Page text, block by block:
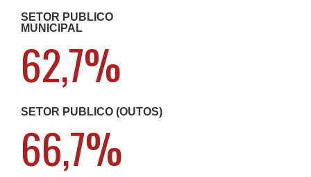
SETOR PÚBLICO
MUNICIPAL
62,7%
SETOR PÚBLICO (OUTOS)
66,7%